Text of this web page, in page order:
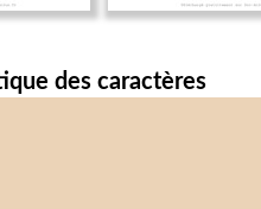
des caractères